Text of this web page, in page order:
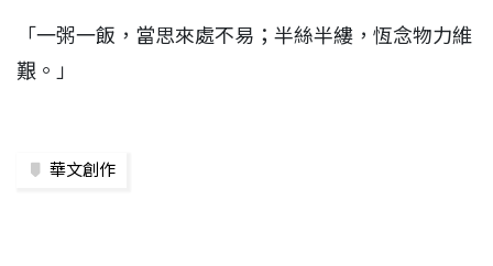
「一粥一飯，當思來處不易；半絲半縷，恆念物力維
艱。」
華文創作